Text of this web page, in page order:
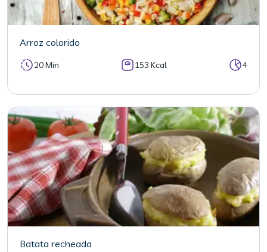
Arroz colorido
20 Min 153 Kcal 4
Batata recheada